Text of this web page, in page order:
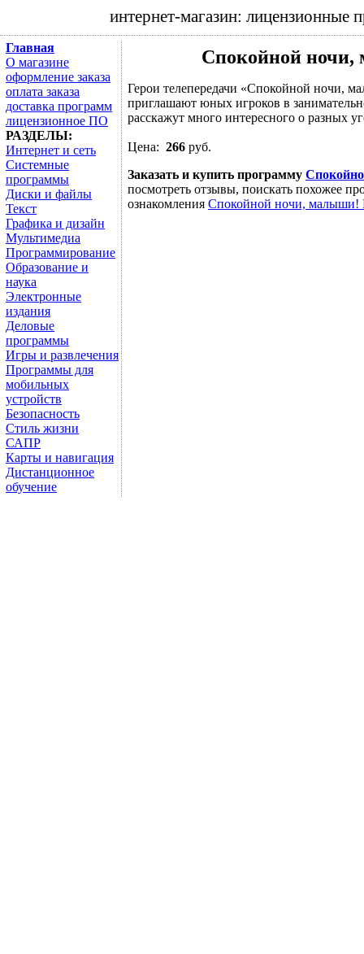
интернет-магазин:
Главная
О магазине
оформление заказа
оплата заказа
доставка программ
лицензионное ПО
РАЗДЕЛЫ:
Интернет и сеть
Системные
программы
Диски и файлы
Текст
Графика и дизайн
Мультимедиа
Программирование
Образование и
наука
Электронные
издания
Деловые
программы
Игры и развлечения
Программы для
мобильных
устройств
Безопасность
Стиль жизни
САПР
Карты и навигация
Дистанционное
обучение
Спокойной
Герои телепередачи «Спокойной ночи,
приглашают юных игроков в
расскажут много интересного о разных
Цена: 266 руб.
Заказать и купить программу
посмотреть отзывы, поискать похожее
ознакомления Спокойной ночи, малыши!